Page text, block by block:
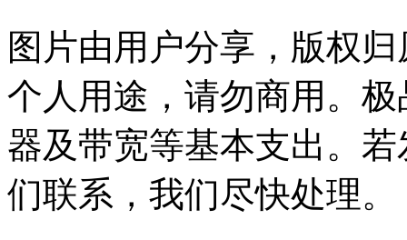
图片由用户分享，版权
个人用途，请勿商用。
器及带宽等基本支出。
们联系，我们尽快处理。